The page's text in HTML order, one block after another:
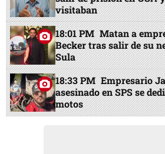
visitaban
18:01 PM Matan a
Becker tras salir de su
Sula
18:33 PM Empresario
asesinado en SPS se
motos